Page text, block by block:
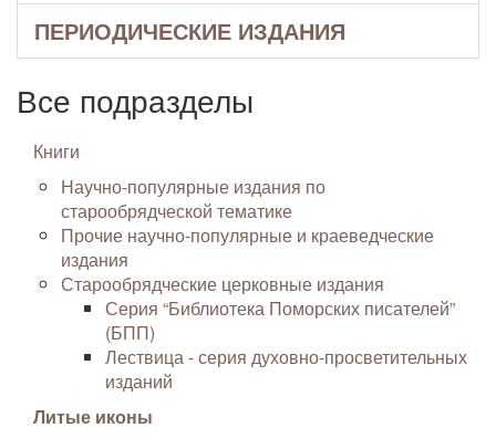
ПЕРИОДИЧЕСКИЕ ИЗДАНИЯ
Все подразделы
Книги
Научно-популярные издания по
старообрядческой тематике
Прочие научно-популярные и краеведческие
издания
Старообрядческие церковные издания
Серия “Библиотека Поморских писателей”
(БПП)
Лествица - серия духовно-просветительных
изданий
Литые иконы